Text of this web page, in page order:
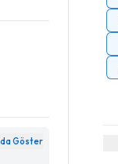
Göster